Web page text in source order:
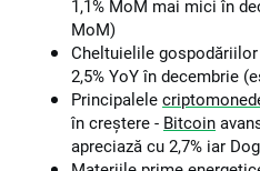
1,1% MoM mai mici în
MoM)
Cheltuielile
2,5% YoY în decembrie
Principalele
în creștere - Bitcoin
apreciază cu 2,7% iar